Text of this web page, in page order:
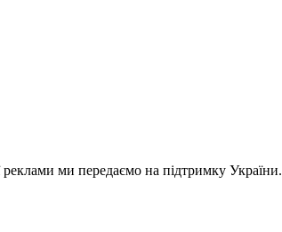
реклами ми передаємо на підтримку України.